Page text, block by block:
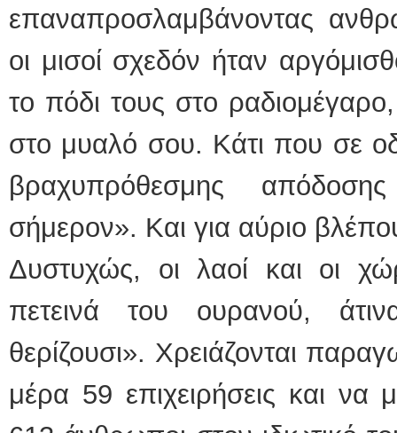
επαναπροσλαμβάνοντας
οι μισοί σχεδόν ήταν
το πόδι τους στο
στο μυαλό σου. Κάτι που σε
βραχυπρόθεσμης
σήμερον». Και για αύριο
Δυστυχώς, οι λαοί και οι
πετεινά του ουρανού,
θερίζουσι». Χρειάζονται
μέρα 59 επιχειρήσεις και να